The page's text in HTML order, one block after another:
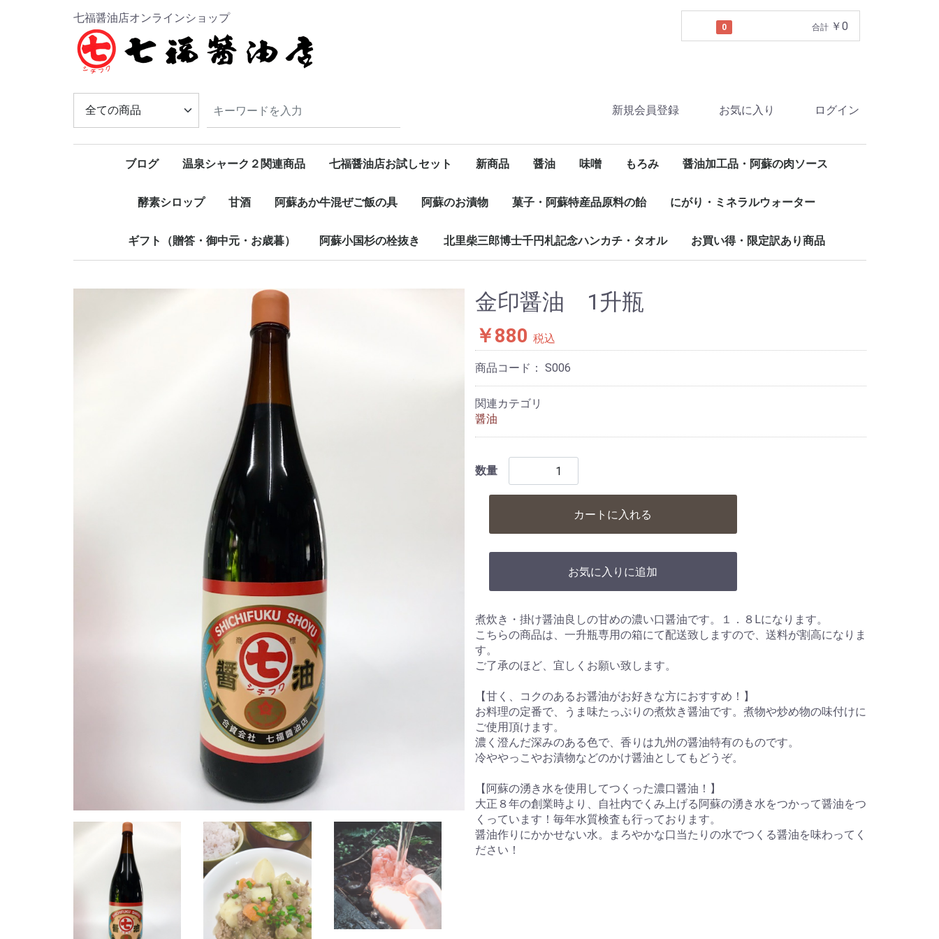
七福醤油店オンラインショップ
0 合計 ￥0
新規会員登録 お気に入り ログイン
ブログ 温泉シャーク２関連商品 七福醤油店お試しセット 新商品 醤油 味噌 もろみ 醤油加工品・阿蘇の肉ソース
酵素シロップ 甘酒 阿蘇あか牛混ぜご飯の具 阿蘇のお漬物 菓子・阿蘇特産品原料の飴 にがり・ミネラルウォーター
ギフト（贈答・御中元・お歳暮） 阿蘇小国杉の栓抜き 北里柴三郎博士千円札記念ハンカチ・タオル お買い得・限定訳あり商品
金印醤油 1升瓶
￥880 税込
商品コード： S006
関連カテゴリ
醤油
数量
カートに入れる
お気に入りに追加
煮炊き・掛け醤油良しの甘めの濃い口醤油です。１．８Lになります。
こちらの商品は、一升瓶専用の箱にて配送致しますので、送料が割高になりま
す。
ご了承のほど、宜しくお願い致します。
【甘く、コクのあるお醤油がお好きな方におすすめ！】
お料理の定番で、うま味たっぷりの煮炊き醤油です。煮物や炒め物の味付けに
ご使用頂けます。
濃く澄んだ深みのある色で、香りは九州の醤油特有のものです。
冷ややっこやお漬物などのかけ醤油としてもどうぞ。
【阿蘇の湧き水を使用してつくった濃口醤油！】
大正８年の創業時より、自社内でくみ上げる阿蘇の湧き水をつかって醤油をつ
くっています！毎年水質検査も行っております。
醤油作りにかかせない水。まろやかな口当たりの水でつくる醤油を味わってく
ださい！